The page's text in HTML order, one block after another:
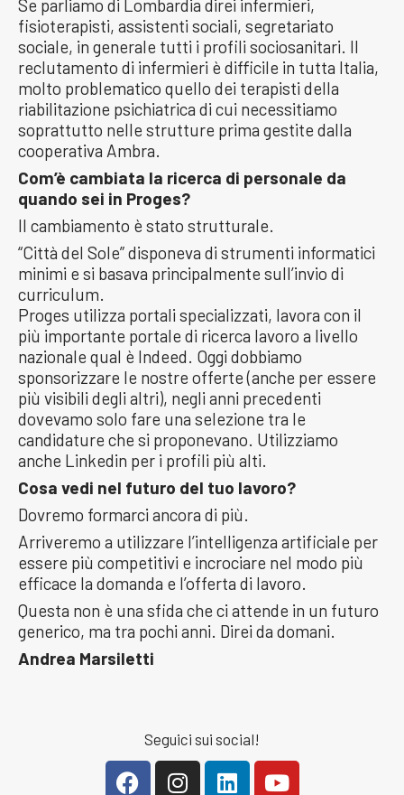
Se parliamo di Lombardia direi infermieri,
fisioterapisti, assistenti sociali, segretariato
sociale, in generale tutti i profili sociosanitari. Il
reclutamento di infermieri è difficile in tutta Italia,
molto problematico quello dei terapisti della
riabilitazione psichiatrica di cui necessitiamo
soprattutto nelle strutture prima gestite dalla
cooperativa Ambra.
Com’è cambiata la ricerca di personale da
quando sei in Proges?
Il cambiamento è stato strutturale.
“Città del Sole” disponeva di strumenti informatici
minimi e si basava principalmente sull’invio di
curriculum.
Proges utilizza portali specializzati, lavora con il
più importante portale di ricerca lavoro a livello
nazionale qual è Indeed. Oggi dobbiamo
sponsorizzare le nostre offerte (anche per essere
più visibili degli altri), negli anni precedenti
dovevamo solo fare una selezione tra le
candidature che si proponevano. Utilizziamo
anche Linkedin per i profili più alti.
Cosa vedi nel futuro del tuo lavoro?
Dovremo formarci ancora di più.
Arriveremo a utilizzare l’intelligenza artificiale per
essere più competitivi e incrociare nel modo più
efficace la domanda e l’offerta di lavoro.
Questa non è una sfida che ci attende in un futuro
generico, ma tra pochi anni. Direi da domani.
Andrea Marsiletti
Seguici sui social!